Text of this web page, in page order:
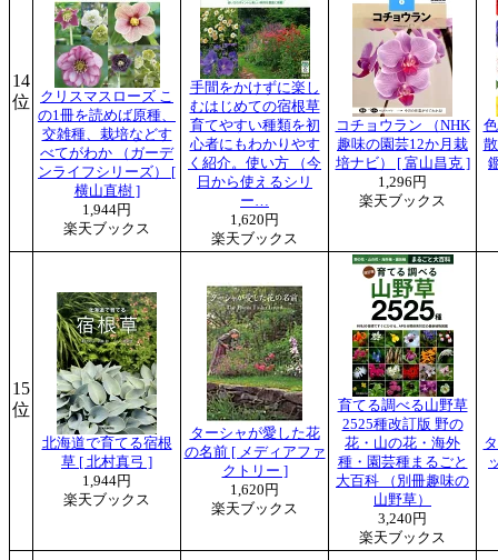
14
位
クリスマスローズ こ
の1冊を読めば原種、
交雑種、栽培などす
べてがわか （ガーデ
ンライフシリーズ） [
横山直樹 ]
1,944円
楽天ブックス
手間をかけずに楽し
むはじめての宿根草
育てやすい種類を初
心者にもわかりやす
く紹介。使い方 （今
日から使えるシリ
ー…
1,620円
楽天ブックス
コチョウラン （NHK
趣味の園芸12か月栽
培ナビ） [ 富山昌克 ]
1,296円
楽天ブックス
15
位
北海道で育てる宿根
草 [ 北村真弓 ]
1,944円
楽天ブックス
ターシャが愛した花
の名前 [ メディアファ
クトリー ]
1,620円
楽天ブックス
育てる調べる山野草
2525種改訂版 野の
花・山の花・海外
種・園芸種まるごと
大百科 （別冊趣味の
山野草）
3,240円
楽天ブックス